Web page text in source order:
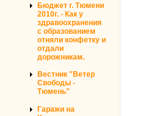
Бюджет г. Тюмени
2010г. - Как у
здравоохранения
с образованием
отняли конфетку и
отдали
дорожникам.
Вестник "Ветер
Свободы -
Тюмень"
Гаражи на